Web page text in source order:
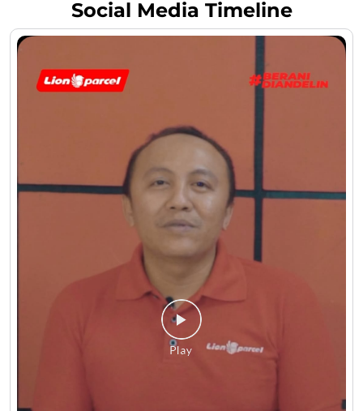
Social Media Timeline